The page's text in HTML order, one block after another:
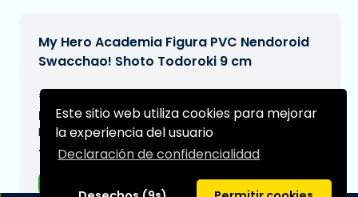
Este sitio web utiliza cookies para mejorar
la experiencia del usuario
Declaración de confidencialidad
My Hero Academia Figura PVC Nendoroid
Swacchao! Shoto Todoroki 9 cm
€34,95
Fecha de entrega prevista:
N/A
Tipo: